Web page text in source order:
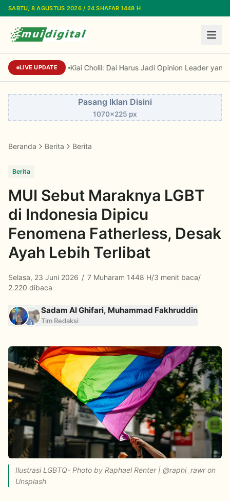
Lewati ke konten utama
SABTU, 8 AGUSTUS 2026 / 24 SHAFAR 1448 H
LIVE UPDATE Kiai Cholil: Dai Harus Jadi Opinion Leader yang
Pasang Iklan Disini
1070x225 px
Beranda Berita Berita
Berita
MUI Sebut Maraknya LGBT
di Indonesia Dipicu
Fenomena Fatherless, Desak
Ayah Lebih Terlibat
Selasa, 23 Juni 2026 / 7 Muharam 1448 H/3 menit baca/
2.220 dibaca
Sadam Al Ghifari, Muhammad Fakhruddin
Tim Redaksi
Ilustrasi LGBTQ- Photo by Raphael Renter | @raphi_rawr on
Unsplash